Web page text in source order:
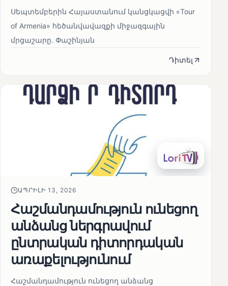
Սեպտեմբերին Հայաստանում կանցկացվի «Tour
of Armenia» հեծանվավազքի միջազգային
մրցաշարը. Փաշինյան
Դիտել
ԱՊՐԻԼԻ 13, 2026
Հաշմանդամություն ունեցող
անձանց ներգրավում
ընտրական դիտորդական
առաքելությունում
Հաշմանդամություն ունեցող անձանց